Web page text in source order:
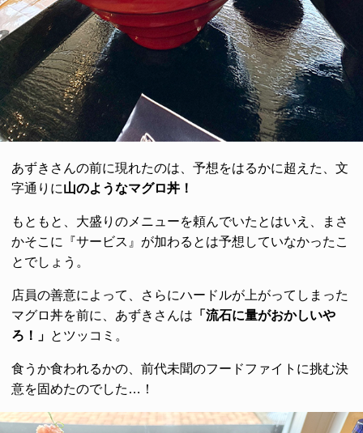
あずきさんの前に現れたのは、予想をはるかに超えた、文
字通りに山のようなマグロ丼！
もともと、大盛りのメニューを頼んでいたとはいえ、まさ
かそこに『サービス』が加わるとは予想していなかったこ
とでしょう。
店員の善意によって、さらにハードルが上がってしまった
マグロ丼を前に、あずきさんは 「流石に量がおかしいや
ろ！」 とツッコミ。
食うか食われるかの、前代未聞のフードファイトに挑む決
意を固めたのでした…！